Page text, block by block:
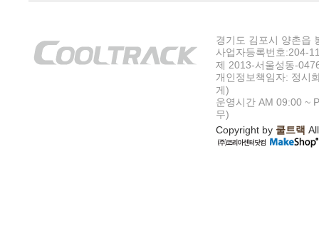
경기도 김포시 양촌읍
사업자등록번호:204-
제 2013-서울성동-
개인정보책임자: 정시
게)
운영시간 AM 09:00 ~
무)
Copyright by 쿨트랙